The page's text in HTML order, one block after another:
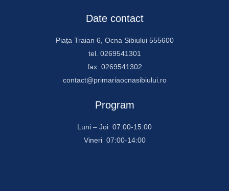
Date contact
Piața Traian 6, Ocna Sibiului 555600
tel. 0269541301
fax. 0269541302
contact@primariaocnasibiului.ro
Program
Luni – Joi 07:00-15:00
Vineri 07:00-14:00